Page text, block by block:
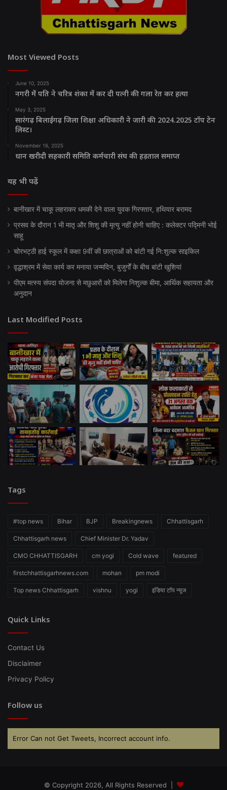
Most Viewed Posts
June 10, 2025
नगरी में पति ने चरित्र शंका में कर दी पत्नी की गला रेत कर हत्या
May 3, 2025
सारंगढ़ बिलाईगढ़ जिला शिक्षा अधिकारी ने जारी की 2024.2025 टॉप टेन
लिस्ट।
November 16, 2025
धान खरीदी सहकारी समिति कर्मचारी संघ की हड़ताल समाप्त
यह भी पढ़ें
बानीखार में चाकू लहराकर धमकी देने वाला युवक गिरफ्तार, हथियार बरामद
प्रसव के दौरान 1 भी मातृ और शिशु की मृत्यु नहीं होनी चाहिए : कलेक्टर पद्मिनी भोई
साहू
चोरभट्ठी हाई स्कूल में कक्षा 9वीं की छात्राओं को बांटी गई नि:शुल्क साइकिल
वृद्धाश्रम में सेवा कार्य कर मनाया जन्मदिन, बुजुर्गों के बीच बांटी खुशियां
पीएम मत्स्य संपदा योजना से मछुआरों को मिलेगा निशुल्क बीमा, आर्थिक सहायता और
अनुदान
Last Modified Posts
Tags
#top news Bihar BJP Breakingnews Chhattisgarh
Chhattisgarh news Chief Minister Dr. Yadav
CMO CHHATTISGARH cm yogi Cold wave featured
firstchhattisgarhnews.com mohan pm modi
Top news Chhattisgarh vishnu yogi इंडिया टॉप न्यूज
Quick Links
Contact Us
Disclaimer
Privacy Policy
Follow us
Error Can not Get Tweets, Incorrect account info.
© Copyright 2026, All Rights Reserved |